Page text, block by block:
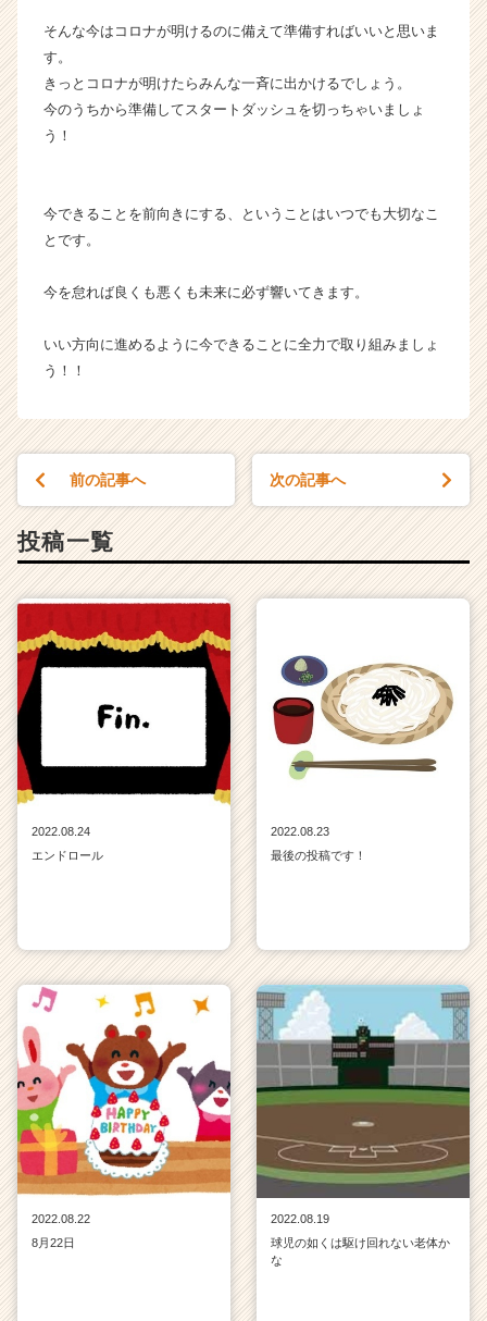
そんな今はコロナが明けるのに備えて準備すればいいと思いま
す。
きっとコロナが明けたらみんな一斉に出かけるでしょう。
今のうちから準備してスタートダッシュを切っちゃいましょ
う！
今できることを前向きにする、ということはいつでも大切なこ
とです。
今を怠れば良くも悪くも未来に必ず響いてきます。
いい方向に進めるように今できることに全力で取り組みましょ
う！！
前の記事へ 次の記事へ
投稿一覧
2022.08.24
エンドロール
2022.08.23
最後の投稿です！
2022.08.22
8月22日
2022.08.19
球児の如くは駆け回れない老体か
な